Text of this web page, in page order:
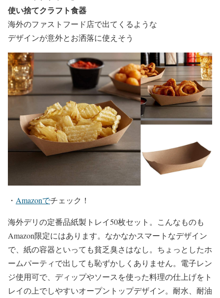
使い捨てクラフト食器
海外のファストフード店で出てくるような
デザインが意外とお洒落に使えそう
・ Amazonでチェック！
海外デリの定番品紙製トレイ50枚セット。こんなものも
Amazon限定にはあります。なかなかスマートなデザイン
で、紙の容器といっても貧乏臭さはなし。ちょっとしたホ
ームパーティで出しても恥ずかしくありません。電子レン
ジ使用可で、ディップやソースを使った料理の仕上げをト
レイの上でしやすいオープントップデザイン。耐水、耐油